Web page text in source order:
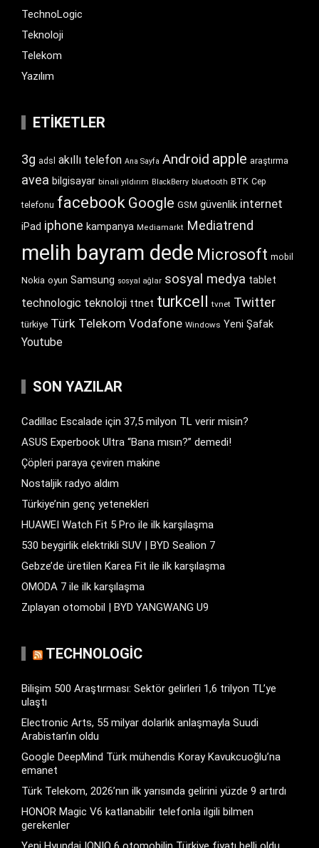
TechnoLogic
Teknoloji
Telekom
Yazılım
ETIKETLER
3g adsl akıllı telefon Ana Sayfa Android apple araştırma
avea bilgisayar binali yıldırım BlackBerry bluetooth BTK Cep
telefonu facebook Google GSM güvenlik internet
iPad iphone kampanya Mediamarkt Mediatrend
melih bayram dede Microsoft mobil
Nokia oyun Samsung sosyal ağlar sosyal medya tablet
technologic teknoloji ttnet turkcell tvnet Twitter
türkiye Türk Telekom Vodafone Windows Yeni Şafak
Youtube
SON YAZILAR
Cadillac Escalade için 37,5 milyon TL verir misin?
ASUS Experbook Ultra “Bana mısın?” demedi!
Çöpleri paraya çeviren makine
Nostaljik radyo aldım
Türkiye’nin genç yetenekleri
HUAWEI Watch Fit 5 Pro ile ilk karşılaşma
530 beygirlik elektrikli SUV | BYD Sealion 7
Gebze’de üretilen Karea Fit ile ilk karşılaşma
OMODA 7 ile ilk karşılaşma
Zıplayan otomobil | BYD YANGWANG U9
TECHNOLOGIC
Bilişim 500 Araştırması: Sektör gelirleri 1,6 trilyon TL’ye
ulaştı
Electronic Arts, 55 milyar dolarlık anlaşmayla Suudi
Arabistan’ın oldu
Google DeepMind Türk mühendis Koray Kavukcuoğlu’na
emanet
Türk Telekom, 2026’nın ilk yarısında gelirini yüzde 9 artırdı
HONOR Magic V6 katlanabilir telefonla ilgili bilmen
gerekenler